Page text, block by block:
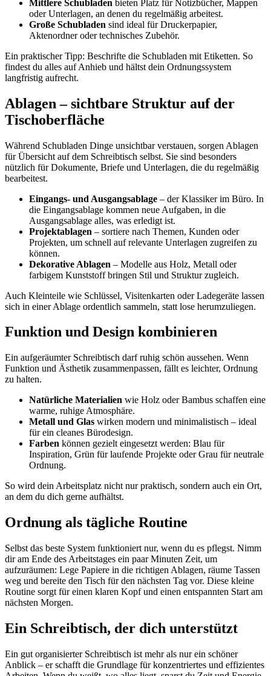
Mittlere Schubladen bieten Platz für Notizbücher, Mappen
oder Unterlagen, an denen du regelmäßig arbeitest.
Große Schubladen sind ideal für Druckerpapier,
Aktenordner oder technisches Zubehör.
Ein praktischer Tipp: Beschrifte die Schubladen mit Etiketten. So
findest du alles auf Anhieb und hältst dein Ordnungssystem
langfristig aufrecht.
Ablagen – sichtbare Struktur auf der
Tischoberfläche
Während Schubladen Dinge unsichtbar verstauen, sorgen Ablagen
für Übersicht auf dem Schreibtisch selbst. Sie sind besonders
nützlich für Dokumente, Briefe und Unterlagen, die du regelmäßig
bearbeitest.
Eingangs- und Ausgangsablage – der Klassiker im Büro. In
die Eingangsablage kommen neue Aufgaben, in die
Ausgangsablage alles, was erledigt ist.
Projektablagen – sortiere nach Themen, Kunden oder
Projekten, um schnell auf relevante Unterlagen zugreifen zu
können.
Dekorative Ablagen – Modelle aus Holz, Metall oder
farbigem Kunststoff bringen Stil und Struktur zugleich.
Auch Kleinteile wie Schlüssel, Visitenkarten oder Ladegeräte lassen
sich in einer Ablage ordentlich sammeln, statt lose herumzuliegen.
Funktion und Design kombinieren
Ein aufgeräumter Schreibtisch darf ruhig schön aussehen. Wenn
Funktion und Ästhetik zusammenpassen, fällt es leichter, Ordnung
zu halten.
Natürliche Materialien wie Holz oder Bambus schaffen eine
warme, ruhige Atmosphäre.
Metall und Glas wirken modern und minimalistisch – ideal
für ein cleanes Bürodesign.
Farben können gezielt eingesetzt werden: Blau für
Inspiration, Grün für laufende Projekte oder Grau für neutrale
Ordnung.
So wird dein Arbeitsplatz nicht nur praktisch, sondern auch ein Ort,
an dem du dich gerne aufhältst.
Ordnung als tägliche Routine
Selbst das beste System funktioniert nur, wenn du es pflegst. Nimm
dir am Ende des Arbeitstages ein paar Minuten Zeit, um
aufzuräumen: Lege Papiere in die richtigen Ablagen, räume Tassen
weg und bereite den Tisch für den nächsten Tag vor. Diese kleine
Routine sorgt für einen klaren Kopf und einen entspannten Start am
nächsten Morgen.
Ein Schreibtisch, der dich unterstützt
Ein gut organisierter Schreibtisch ist mehr als nur ein schöner
Anblick – er schafft die Grundlage für konzentriertes und effizientes